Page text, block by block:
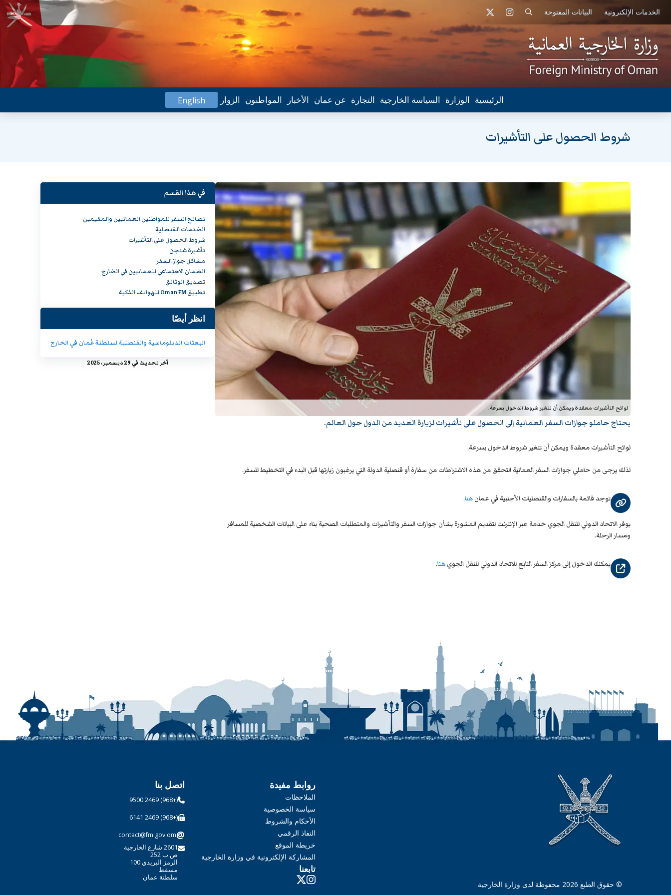
الخدمات الإلكترونية البيانات المفتوحة
English الزوار المواطنون الأخبار عن عمان التجارة السياسة الخارجية الوزارة الرئيسية
شروط الحصول على التأشيرات
لوائح التأشيرات معقدة ويمكن أن تتغير شروط الدخول بسرعة.
يحتاج حاملو جوازات السفر العمانية إلى الحصول على تأشيرات لزيارة العديد من الدول حول العالم.
لوائح التأشيرات معقدة ويمكن أن تتغير شروط الدخول بسرعة.
لذلك يرجى من حاملي جوازات السفر العمانية التحقق من هذه الاشتراطات من سفارة أو قنصلية الدولة التي يرغبون زيارتها قبل البدء في التخطيط للسفر.
توجد قائمة بالسفارات والقنصليات الأجنبية في عمان هنا.
يوفر الاتحاد الدولي للنقل الجوي خدمة عبر الإنترنت لتقديم المشورة بشأن جوازات السفر والتأشيرات والمتطلبات الصحية بناء على البيانات الشخصية للمسافر
ومسار الرحلة.
يمكنك الدخول إلى مركز السفر التابع للاتحاد الدولي للنقل الجوي هنا.
في هذا القسم
نصائح السفر للمواطنين العمانيين والمقيمين
الخدمات القنصلية
شروط الحصول على التأشيرات
تأشيرة شنجن
مشاكل جواز السفر
الضمان الاجتماعي للعمانيين في الخارج
تصديق الوثائق
تطبيق Oman FM للهواتف الذكية
انظر أيضًا
البعثات الدبلوماسية والقنصلية لسلطنة عُمان في الخارج
آخر تحديث في 29 ديسمبر، 2025
© حقوق الطبع 2026 محفوظة لدى وزارة الخارجية
روابط مفيدة
الملاحظات
سياسة الخصوصية
الأحكام والشروط
النفاذ الرقمي
خريطة الموقع
المشاركة الإلكترونية في وزارة الخارجية
تابعنا
اتصل بنا
(+968) 2469 9500
(+968) 2469 6141
@
contact@fm.gov.om
2601 شارع الخارجية
ص.ب 252
الرمز البريدي 100
مسقط
سلطنة عمان